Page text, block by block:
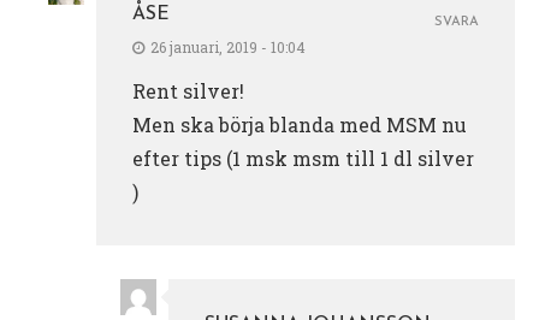
ÅSE
26 januari, 2019 - 10:04
Rent silver!
Men ska börja blanda med MSM nu
efter tips (1 msk msm till 1 dl silver
)
SVARA